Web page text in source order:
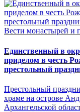
Вести монастырей и
Единственный в
приделом в честь
престольный
Престольный
храме на острове
Архангельской